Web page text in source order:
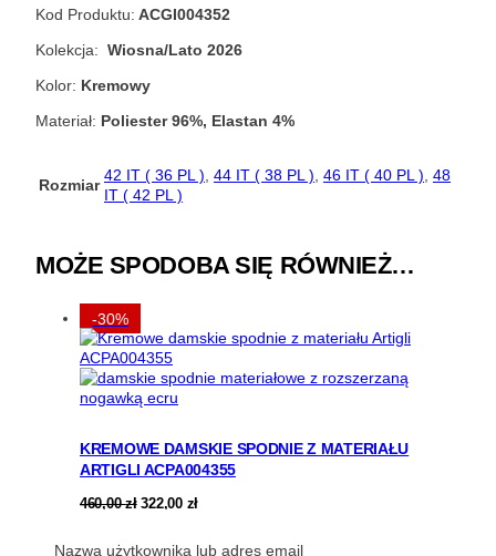
Kod Produktu: ACGI004352
Kolekcja: Wiosna/Lato 2026
Kolor: Kremowy
Materiał: Poliester 96%, Elastan 4%
Rozmiar
42 IT ( 36 PL ) 44 IT ( 38 PL ) 46 IT ( 40 PL ) 48
IT ( 42 PL )
MOŻE SPODOBA SIĘ RÓWNIEŻ…
-30%
KREMOWE DAMSKIE SPODNIE Z MATERIAŁU
ARTIGLI ACPA004355
460,00zł Pierwotna
322,00 złAktualna
Nazwa użytkownika lub adres email